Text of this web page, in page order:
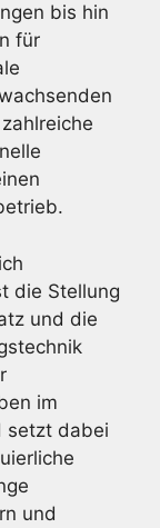
bis hin
für
die Stellung
und die
im
setzt dabei
und